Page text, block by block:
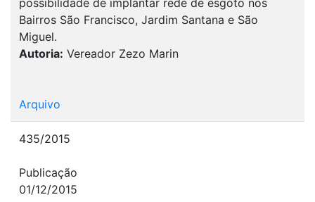
Bairros São Francisco, Jardim Santana e São
Miguel.
Autoria: Vereador Zezo Marin
Arquivo
435/2015
Publicação
01/12/2015